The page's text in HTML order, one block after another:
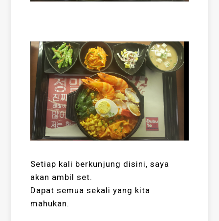
Setiap kali berkunjung disini, saya
akan ambil set.
Dapat semua sekali yang kita
mahukan.